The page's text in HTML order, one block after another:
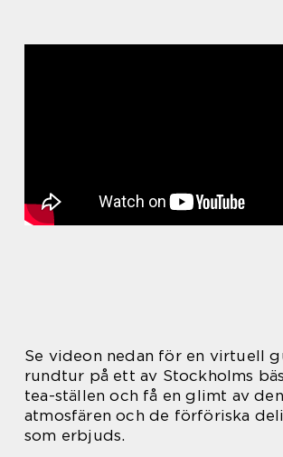
Se videon nedan för en virtuell
rundtur på ett av Stockholms
tea-ställen och få en glimt av
atmosfären och de förföriska
som erbjuds.